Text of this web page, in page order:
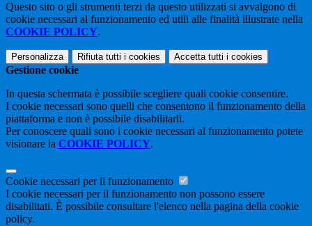
Questo sito o gli strumenti terzi da questo utilizzati si avvalgono di
cookie necessari al funzionamento ed utili alle finalità illustrate nella
COOKIE POLICY.
Personalizza Rifiuta tutti i cookies Accetta tutti i cookies
Gestione cookie
In questa schermata è possibile scegliere quali cookie consentire.
I cookie necessari sono quelli che consentono il funzionamento della
piattaforma e non è possibile disabilitarli.
Per conoscere quali sono i cookie necessari al funzionamento potete
visionare la COOKIE POLICY.
Cookie necessari per il funzionamento
I cookie necessari per il funzionamento non possono essere
disabilitati. È possibile consultare l'elenco nella pagina della cookie
policy.